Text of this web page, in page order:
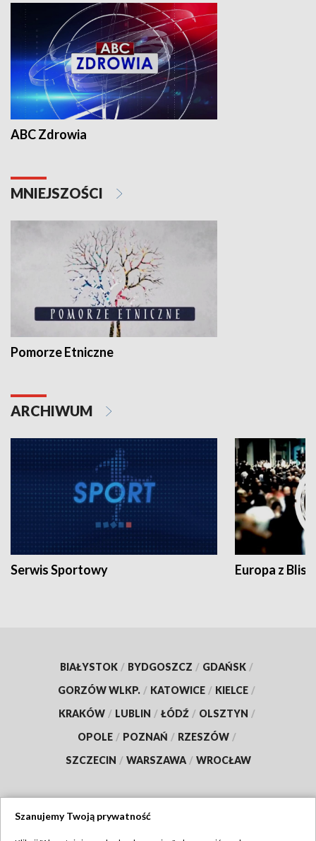
ABC Zdrowia
MNIEJSZOŚCI
Pomorze Etniczne
ARCHIWUM
Serwis Sportowy Europa z
BIAŁYSTOK / BYDGOSZCZ / GDAŃSK /
GORZÓW WLKP. / KATOWICE / KIELCE /
KRAKÓW / LUBLIN / ŁÓDŹ / OLSZTYN /
OPOLE / POZNAŃ / RZESZÓW /
SZCZECIN / WARSZAWA / WROCŁAW
Szanujemy Twoją prywatność